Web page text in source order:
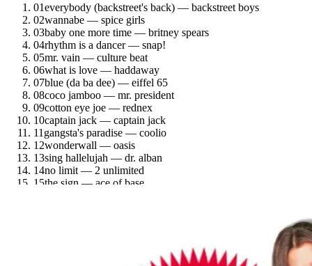
01everybody (backstreet's back) — backstreet boys
02wannabe — spice girls
03baby one more time — britney spears
04rhythm is a dancer — snap!
05mr. vain — culture beat
06what is love — haddaway
07blue (da ba dee) — eiffel 65
08coco jamboo — mr. president
09cotton eye joe — rednex
10captain jack — captain jack
11 gangsta's paradise — coolio
12wonderwall — oasis
13sing hallelujah — dr. alban
14no limit — 2 unlimited
15the sign — ace of base